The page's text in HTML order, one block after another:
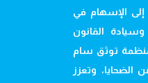
إلى الإسهام في
القانون
توثق سام
الضحايا، وتعزز